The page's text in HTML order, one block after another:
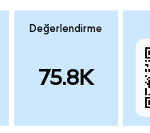
Değerlendirme
75.8K